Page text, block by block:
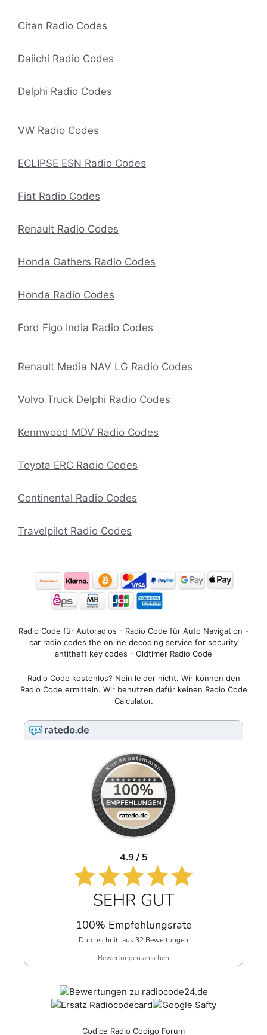
Citan Radio Codes
Daiichi Radio Codes
Delphi Radio Codes
VW Radio Codes
ECLIPSE ESN Radio Codes
Fiat Radio Codes
Renault Radio Codes
Honda Gathers Radio Codes
Honda Radio Codes
Ford Figo India Radio Codes
Renault Media NAV LG Radio Codes
Volvo Truck Delphi Radio Codes
Kennwood MDV Radio Codes
Toyota ERC Radio Codes
Continental Radio Codes
Travelpilot Radio Codes
Radio Code für Autoradios - Radio Code für Auto Navigation -
car radio codes the online decoding service for security
antitheft key codes - Oldtimer Radio Code
Radio Code kostenlos? Nein leider nicht. Wir können den
Radio Code ermitteln. Wir benutzen dafür keinen Radio Code
Calculator.
4.9 / 5
SEHR GUT
100% Empfehlungsrate
Durchschnitt aus 32 Bewertungen
Bewertungen ansehen
Codice Radio Codigo Forum